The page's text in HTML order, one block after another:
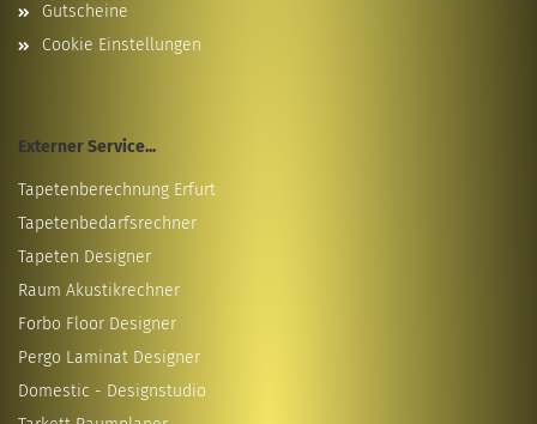
Gutscheine
Cookie Einstellungen
Externer Service...
Tapetenberechnung Erfurt
Tapetenbedarfsrechner
Tapeten Designer
Raum Akustikrechner
Forbo Floor Designer
Pergo Laminat Designer
Domestic - Designstudio